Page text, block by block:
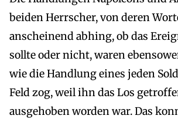
beiden Herrscher, von deren
anscheinend abhing, ob das
sollte oder nicht, waren
wie die Handlung eines jeden
Feld zog, weil ihn das Los
ausgehoben worden war. Das